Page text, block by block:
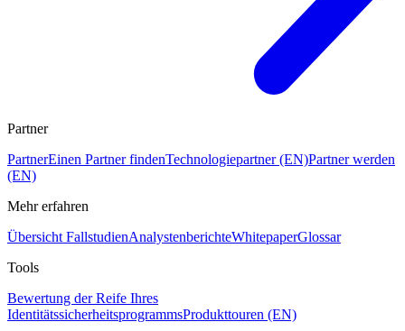
Partner
PartnerEinen Partner findenTechnologiepartner (EN)Partner werden
(EN)
Mehr erfahren
Übersicht FallstudienAnalystenberichteWhitepaperGlossar
Tools
Bewertung der Reife Ihres
IdentitätssicherheitsprogrammsProdukttouren (EN)